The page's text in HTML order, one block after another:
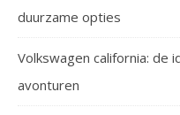
duurzame opties
Volkswagen california: de
avonturen